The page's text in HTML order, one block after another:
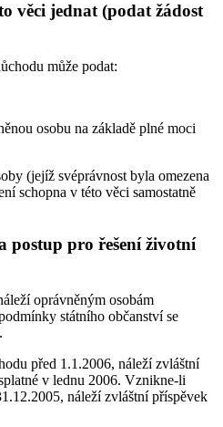
věci jednat (podat žádost
může podat:
osobu na základě plné moci
(jejíž svéprávnost byla omezena
schopna v této věci samostatně
postup pro řešení životní
oprávněným osobám
státního občanství se
před 1.1.2006, náleží zvláštní
v lednu 2006. Vznikne-li
náleží zvláštní příspěvek